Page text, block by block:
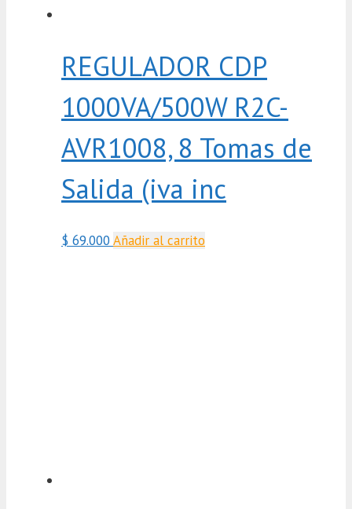
REGULADOR CDP
1000VA/500W R2C-
AVR1008, 8 Tomas de
Salida (iva inc
$ 69.000 Añadir al carrito